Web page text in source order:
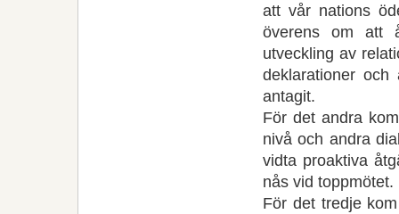
att vår nations
överens om att
utveckling av
deklarationer och
antagit.
För det andra
nivå och andra
vidta proaktiva
nås vid toppmötet.
För det tredje